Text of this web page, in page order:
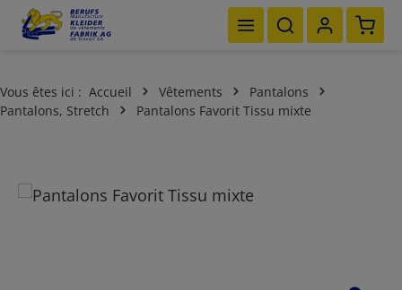
Passer au contenu principal Le
Vous êtes ici : Accueil Vêtements
Pantalons
Pantalons, Stretch
Pantalons Favorit Tissu mixte
Ignorer la galerie d'images